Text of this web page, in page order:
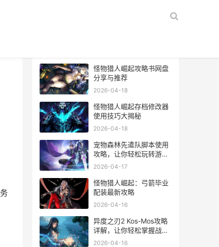
怪物猎人崛起攻略书网盘
分享与推荐
2026-04-18
怪物猎人崛起存档修改器
使用技巧大揭秘
2026-04-18
宠物森林先遣队脚本使用
攻略，让你轻松玩转游
戏！
2026-04-17
怪物猎人崛起：弓箭毕业
配装最新攻略
2026-04-16
异度之刃2 Kos-Mos攻略
详解，让你轻松掌握战斗
技巧
2026-04-16